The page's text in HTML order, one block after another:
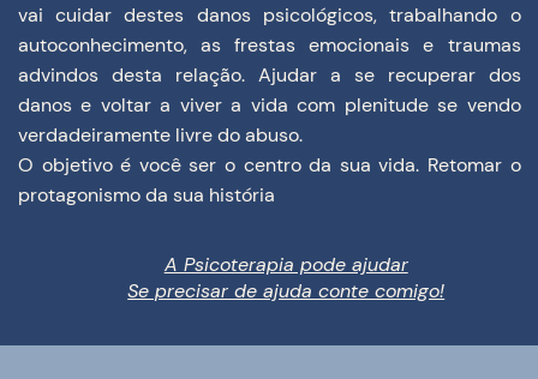
vai cuidar destes danos psicológicos, trabalhando o
autoconhecimento, as frestas emocionais e traumas
advindos desta relação. Ajudar a se recuperar dos
danos e voltar a viver a vida com plenitude se vendo
verdadeiramente livre do abuso.
O objetivo é você ser o centro da sua vida. Retomar o
protagonismo da sua história
A Psicoterapia pode ajudar
Se precisar de ajuda conte comigo!